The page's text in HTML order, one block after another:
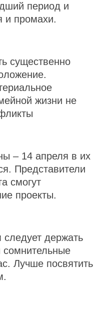
период и
и промахи.
существенно
жизни не
– 14 апреля в их
Представители
смогут
проекты.
держать
Лучше посвятить